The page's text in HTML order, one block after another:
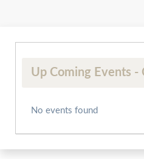
Up Coming Events -
No events found